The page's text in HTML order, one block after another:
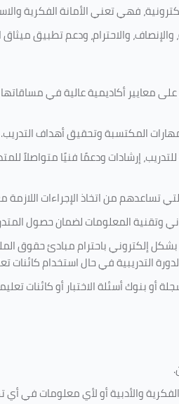
فهي تعني الأمانة الفكرية
والاحترام، ودعم تطبيق
على معايير أكاديمية عالية في
المكتسبة وتحقيق أهداف التدريب.
إرشادات ودعمًا فنيًا متواصلاً
من اتخاذ الإجراءات اللازمة
وتقنية المعلومات لضمان حصول
إلكتروني باحترام مبادئ حقوق
التدريبية في حال استخدام
أو بنوك أسئلة الاختبار أو كائنات
.
الفكرية والأدبية أو لأي معلومات